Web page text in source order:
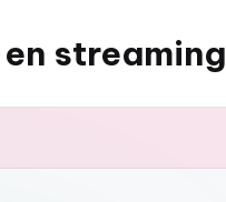
streaming